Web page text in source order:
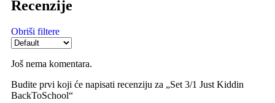
Recenzije
Obriši filtere
Još nema komentara.
Budite prvi koji će napisati recenziju za „Set 3/1 Just Kiddin
BackToSchool“